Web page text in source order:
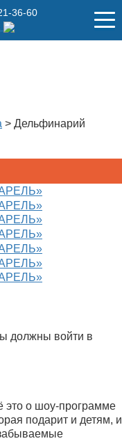
36-60
> Дельфинарий
должны войти в
это о шоу-программе
подарит и детям, и